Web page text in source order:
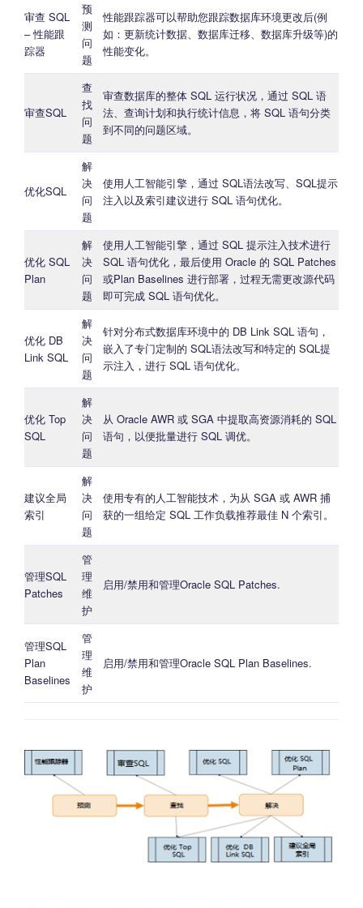
审查 SQL
– 性能跟
踪器
预
测
问
题
性能跟踪器可以帮助您跟踪数据库环境更改后(例
如：更新统计数据、数据库迁移、数据库升级等)的
性能变化。
审查SQL
查
找
问
题
审查数据库的整体 SQL 运行状况，通过 SQL 语
法、查询计划和执行统计信息，将 SQL 语句分类
到不同的问题区域。
优化SQL
解
决
问
题
使用人工智能引擎，通过 SQL语法改写、SQL提示
注入以及索引建议进行 SQL 语句优化。
优化 SQL
Plan
解
决
问
题
使用人工智能引擎，通过 SQL 提示注入技术进行
SQL 语句优化，最后使用 Oracle 的 SQL Patches
或Plan Baselines 进行部署，过程无需更改源代码
即可完成 SQL 语句优化。
优化 DB
Link SQL
解
决
问
题
针对分布式数据库环境中的 DB Link SQL 语句，
嵌入了专门定制的 SQL语法改写和特定的 SQL提
示注入，进行 SQL 语句优化。
优化 Top
SQL
解
决
问
题
从 Oracle AWR 或 SGA 中提取高资源消耗的 SQL
语句，以便批量进行 SQL 调优。
建议全局
索引
解
决
问
题
使用专有的人工智能技术，为从 SGA 或 AWR 捕
获的一组给定 SQL 工作负载推荐最佳 N 个索引。
管理SQL
Patches
管
理
维
护
启用/禁用和管理Oracle SQL Patches.
管理SQL
Plan
Baselines
管
理
维
护
启用/禁用和管理Oracle SQL Plan Baselines.